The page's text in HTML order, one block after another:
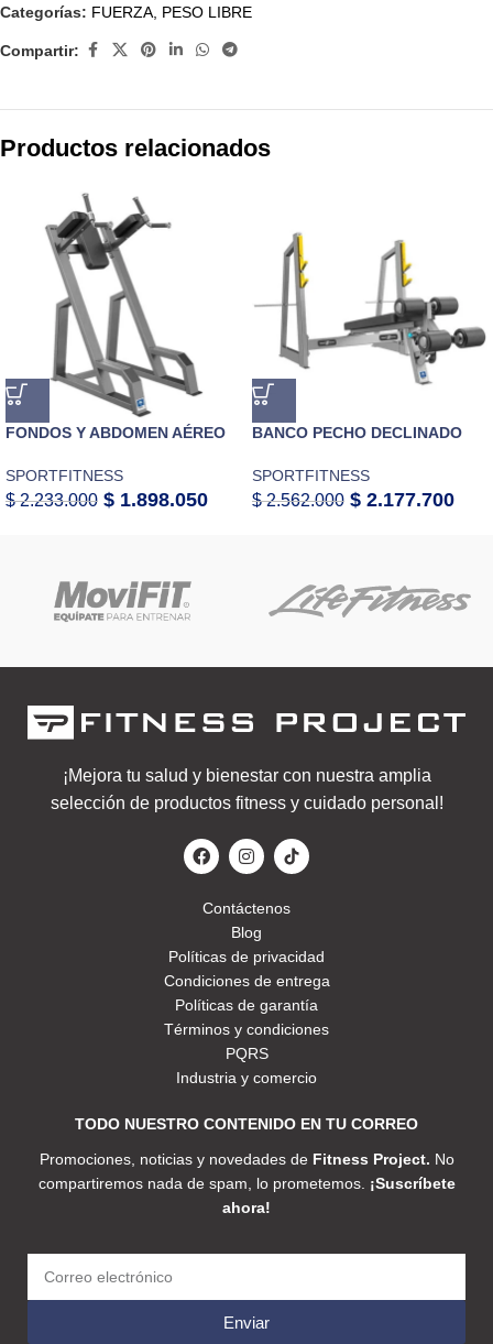
Categorías: FUERZA PESO LIBRE
Compartir:
Productos relacionados
FONDOS Y ABDOMEN AÉREO
SPORTFITNESS
$2.233.000 $ 1.898.050
BANCO PECHO DECLINADO
SPORTFITNESS
$2.562.000 $ 2.177.700
¡Mejora tu salud y bienestar con nuestra amplia
selección de productos fitness y cuidado personal!
Contáctenos
Blog
Políticas de privacidad
Condiciones de entrega
Políticas de garantía
Términos y condiciones
PQRS
Industria y comercio
TODO NUESTRO CONTENIDO EN TU CORREO
Promociones, noticias y novedades de Fitness Project. No
compartiremos nada de spam, lo prometemos. ¡Suscríbete
ahora!
Enviar